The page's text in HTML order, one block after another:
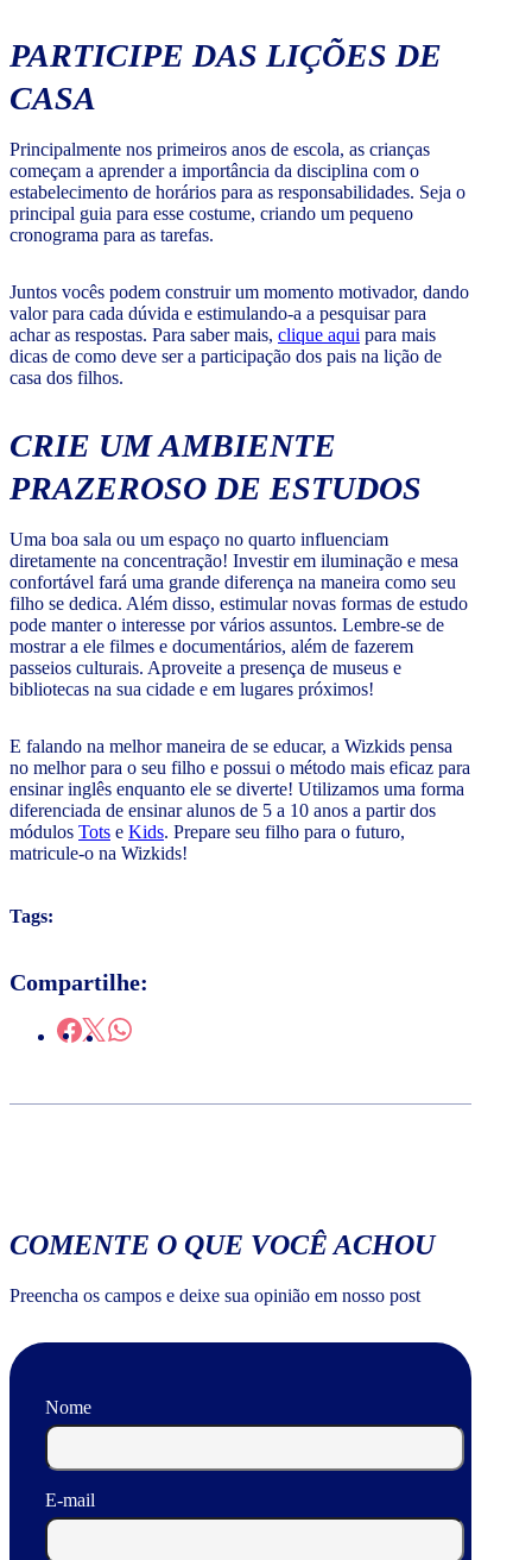
PARTICIPE DAS LIÇÕES DE
CASA
Principalmente nos primeiros anos de escola, as crianças
começam a aprender a importância da disciplina com o
estabelecimento de horários para as responsabilidades. Seja o
principal guia para esse costume, criando um pequeno
cronograma para as tarefas.
Juntos vocês podem construir um momento motivador, dando
valor para cada dúvida e estimulando-a a pesquisar para
achar as respostas. Para saber mais, clique aqui para mais
dicas de como deve ser a participação dos pais na lição de
casa dos filhos.
CRIE UM AMBIENTE
PRAZEROSO DE ESTUDOS
Uma boa sala ou um espaço no quarto influenciam
diretamente na concentração! Investir em iluminação e mesa
confortável fará uma grande diferença na maneira como seu
filho se dedica. Além disso, estimular novas formas de estudo
pode manter o interesse por vários assuntos. Lembre-se de
mostrar a ele filmes e documentários, além de fazerem
passeios culturais. Aproveite a presença de museus e
bibliotecas na sua cidade e em lugares próximos!
E falando na melhor maneira de se educar, a Wizkids pensa
no melhor para o seu filho e possui o método mais eficaz para
ensinar inglês enquanto ele se diverte! Utilizamos uma forma
diferenciada de ensinar alunos de 5 a 10 anos a partir dos
módulos Tots e Kids. Prepare seu filho para o futuro,
matricule-o na Wizkids!
Tags:
Compartilhe:
COMENTE O QUE VOCÊ ACHOU
Preencha os campos e deixe sua opinião em nosso post
Nome
E-mail